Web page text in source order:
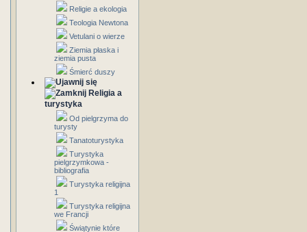
Religie a ekologia
Teologia Newtona
Vetulani o wierze
Ziemia płaska i
ziemia pusta
Śmierć duszy
Religia a
turystyka
Od pielgrzyma do
turysty
Tanatoturystyka
Turystyka
pielgrzymkowa -
bibliografia
Turystyka religijna
1
Turystyka religijna
we Francji
Świątynie które